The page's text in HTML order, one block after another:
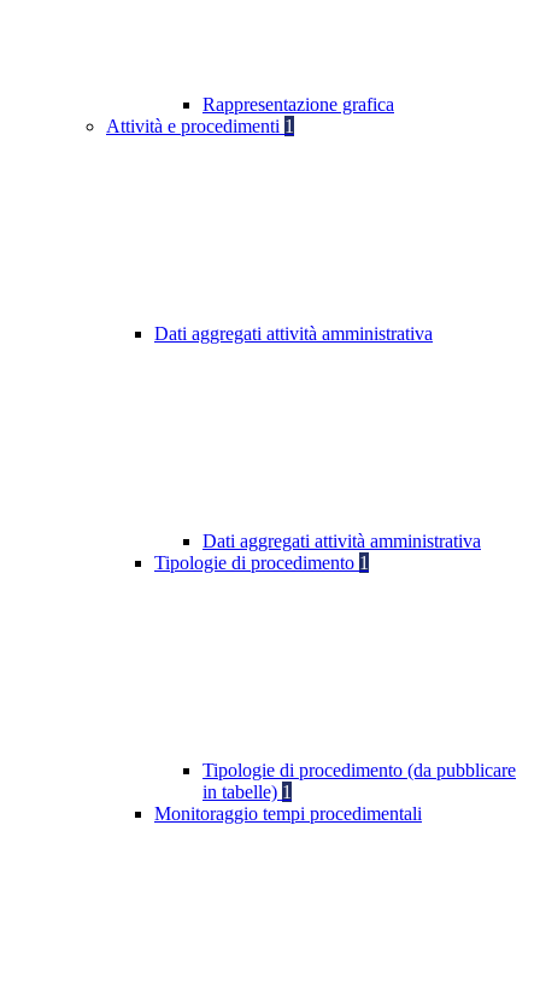
Rappresentazione grafica
Attività e procedimenti 1
Dati aggregati attività amministrativa
Dati aggregati attività amministrativa
Tipologie di procedimento 1
Tipologie di procedimento (da pubblicare
in tabelle) 1
Monitoraggio tempi procedimentali